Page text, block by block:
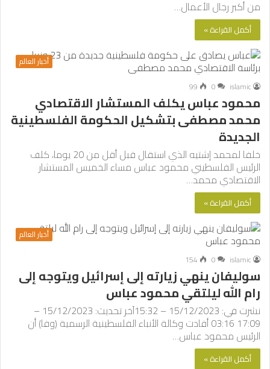
من أكبر رجال الأعمال…
أكمل القراءة »
أخبار العالم
islamic
0
99
محمود عباس يكلف المستشار الاقتصادي
محمد مصطفى بتشكيل الحكومة الفلسطينية
الجديدة
خلفا لمحمد إشتيه الذي استقال قبل أقل من 20 يوما، كلف
الرئيس الفلسطيني محمود عباس مساء الخميس المستشار
الاقتصادي محمد…
أكمل القراءة »
أخبار العالم
islamic
0
154
سوليفان ينهي زيارته إلى إسرائيل ويتوجه إلى
رام الله ليلتقي محمود عباس
نشرت في: 15/12/2023 – 15:32آخر تحديث: 15/12/2023 –
17:09 03:16 أفادت وكالة الأنباء الفلسطينية الرسمية (وفا) أن
الرئيس محمود عباس…
أكمل القراءة »